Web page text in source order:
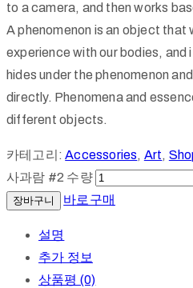
to a camera, and then works
A phenomenon is an object that
experience with our bodies,
hides under the phenomenon
directly. Phenomena and
different objects.
카테고리:Accessories, Art,
사과람 #2 수량
장바구니 바로구매
설명
추가 정보
상품평 (0)